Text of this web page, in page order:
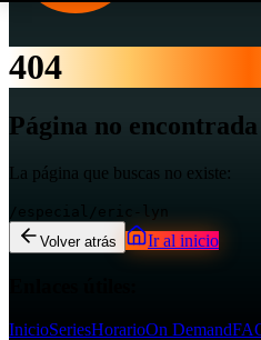
404
Página no encontrada
La página que buscas no existe:
Volver atrás
Ir al inicio
InicioSeriesHorarioOn Demand